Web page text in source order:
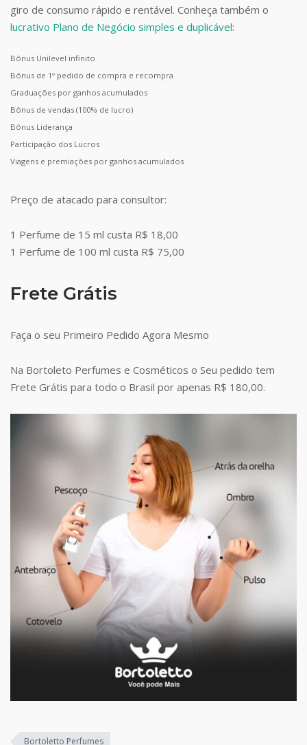
giro de consumo rápido e rentável. Conheça também o
lucrativo Plano de Negócio simples e duplicável:
Bônus Unilevel infinito
Bônus de 1º pedido de compra e recompra
Graduações por ganhos acumulados
Bônus de vendas (100% de lucro)
Bônus Liderança
Participação dos Lucros
Viagens e premiações por ganhos acumulados
Preço de atacado para consultor:
1 Perfume de 15 ml custa R$ 18,00
1 Perfume de 100 ml custa R$ 75,00
Frete Grátis
Faça o seu Primeiro Pedido Agora Mesmo
Na Bortoleto Perfumes e Cosméticos o Seu pedido tem
Frete Grátis para todo o Brasil por apenas R$ 180,00.
Bortoletto Perfumes